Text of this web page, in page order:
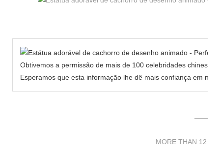
Obtivemos a permissão de mais de 100 celebridades
Esperamos que esta informação lhe dê mais confiança em
MORE THAN 12